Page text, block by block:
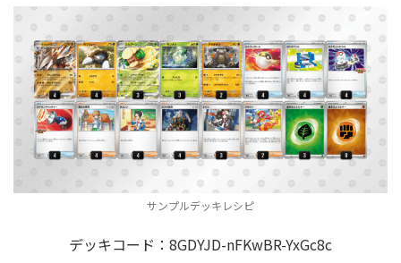
サンプルデッキレシピ
デッキコード：8GDYJD-nFKwBR-YxGc8c